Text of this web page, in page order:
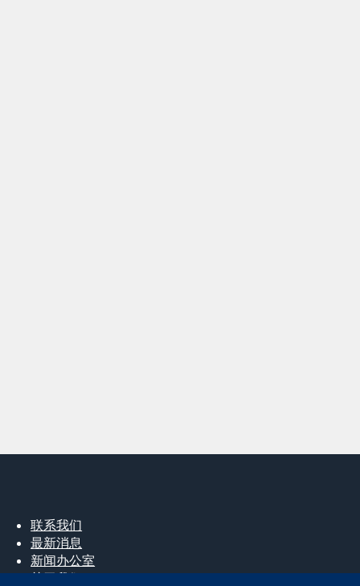
联系我们
最新消息
新闻办公室
关于我们